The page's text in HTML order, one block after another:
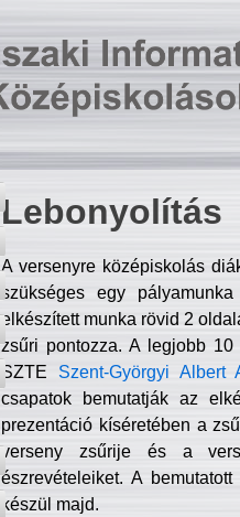
Lebonyolítás
A versenyre középiskolás
szükséges egy
elkészített munka rövid 2
zsűri pontozza. A legjobb
SZTE Szent-Györgyi Albert
csapatok bemutatják az
prezentáció kíséretében a
verseny zsűrije és a
észrevételeiket. A
készül majd.